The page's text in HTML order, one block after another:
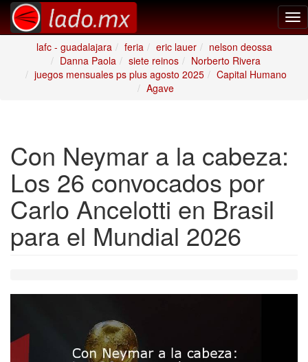
lafc - guadalajara
feria eric lauer
nelson deossa
Danna Paola
siete reinos
Norberto Rivera
juegos mensuales ps plus agosto 2025
Capital Humano
Agave
Con Neymar a la cabeza:
Los 26 convocados por
Carlo Ancelotti en Brasil
para el Mundial 2026